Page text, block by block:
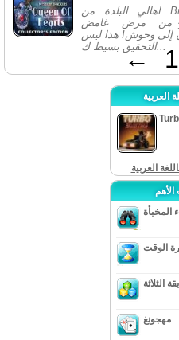
اهالي البلدة من Brightfield
من مرض غامض
إلى وحوش! هذا ليس
التحقيق بسيط ك... ←
العربية
العربية
الأهم
المخبأة
الوقت
الثلاثة
مهجونغ